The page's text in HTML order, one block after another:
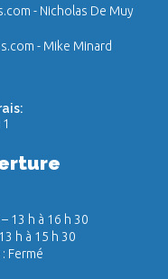
- Nicholas De Muy
- Mike Minard
13 h à 16 h 30
h à 15 h 30
Fermé